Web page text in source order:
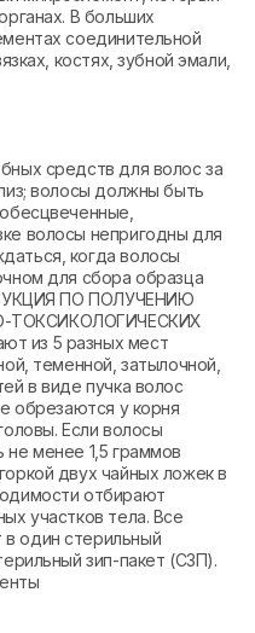
В больших
соединительной
костях, зубной эмали,
средств для волос за
волосы должны быть
волосы непригодны для
когда волосы
для сбора образца
ПО ПОЛУЧЕНИЮ
ТОКСИКОЛОГИЧЕСКИХ
из 5 разных мест
теменной, затылочной,
в виде пучка волос
обрезаются у корня
Если волосы
менее 1,5 граммов
двух чайных ложек в
отбирают
участков тела. Все
один стерильный
зип-пакет (СЗП).